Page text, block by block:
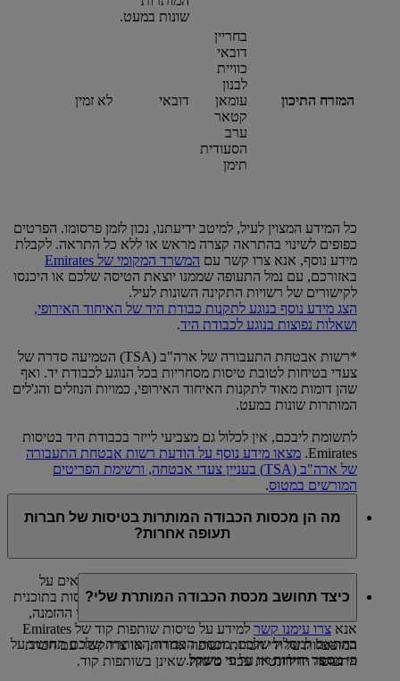
שונות במעט.
המזרח התיכון
בחריין
דובאי
כוויית
לבנון
עומאן
קטאר
ערב
הסעודית
תימן
דובאי לא זמין
כל המידע המצוין לעיל, למיטב ידיעתנו, נכון לזמן פרסומו. הפרטים
כפופים לשינוי בהתראה קצרה מראש או ללא כל התראה. לקבלת
מידע נוסף, אנא צרו קשר עם המשרד המקומי של Emirates‏
באזורכם, עם נמל התעופה שממנו יוצאת הטיסה שלכם או היכנסו
לקישורים של רשויות התקינה השונות לעיל.
הצג מידע נוסף בנוגע לתקנות כבודת היד של האיחוד האירופי,
ושאלות נפוצות בנוגע לכבודת היד.
*רשות אבטחת התעבורה של ארה"ב (TSA) הטמיעה סדרה של
צעדי בטיחות לטובת טיסות מסחריות בכל הנוגע לכבודת יד. ואף
שהן דומות מאוד לתקנות האיחוד האירופי, כמויות הנוזלים והג'לים
המותרות שונות במעט.
לתשומת ליבכם, אין לכלול גם מצביעי לייזר בכבודת היד בטיסות
Emirates. מצאו מידע נוסף על הודעת רשות אבטחת התעבורה
של ארה"ב (TSA) בעניין צעדי אבטחה, ורשימת הפריטים
המורשים במטוס.
מה הן מכסות הכבודה המותרות בטיסות של חברות
תעופה אחרות?
עבור הזמנות קיימות, הכרטיס שלכם יכלול פרטים מלאים על
מכסות הכבודה המותרות שלכם עבור כל אחת מהטיסות בתוכנית
הנסיעה שלכם. כדי לבדוק מכסות כבודה מותרות לפני ההזמנה,
אנא צרו עימנו קשר
למידע על טיסות שותפות קוד של Emirates
המופעלות על ידי חברות תעופה אחרות, או צרו קשר עם חברת
התעופה הרלוונטית עבור טיסות שאינן בשותפות קוד.
כיצד תחושב מכסת הכבודה המותרת שלי?
בהתאם למסלול שלכם, מכסת הכבודה המותרת שלכם תחושב על
פימספר יחידותאו על פי משקל.